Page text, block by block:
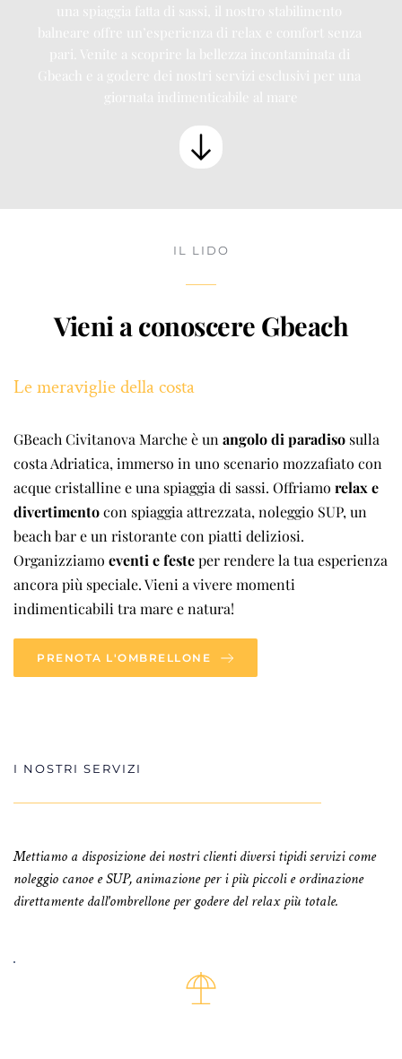
una spiaggia fatta di sassi, il nostro stabilimento
balneare offre un’esperienza di relax e comfort senza
pari. Venite a scoprire la bellezza incontaminata di
Gbeach e a godere dei nostri servizi esclusivi per una
giornata indimenticabile al mare
IL LIDO
Vieni a conoscere Gbeach
Le meraviglie della costa
GBeach Civitanova Marche è un angolo di paradiso sulla
costa Adriatica, immerso in uno scenario mozzafiato con
acque cristalline e una spiaggia di sassi. Offriamo relax e
divertimento con spiaggia attrezzata, noleggio SUP, un
beach bar e un ristorante con piatti deliziosi.
Organizziamo eventi e feste per rendere la tua esperienza
ancora più speciale. Vieni a vivere momenti
indimenticabili tra mare e natura!
PRENOTA L'OMBRELLONE
I NOSTRI SERVIZI
Mettiamo a disposizione dei nostri clienti diversi tipidi servizi come
noleggio canoe e SUP, animazione per i più piccoli e ordinazione
direttamente dall'ombrellone per godere del relax più totale.